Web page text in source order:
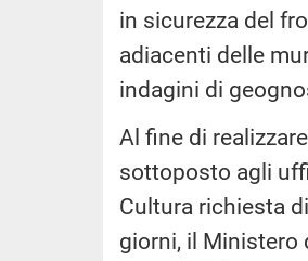
in sicurezza del
adiacenti delle
indagini di
Al fine di
sottoposto agli
Cultura richiesta
giorni, il Ministero